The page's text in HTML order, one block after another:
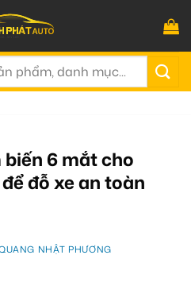
6 mắt cho
đỗ xe an toàn
NHẬT PHƯƠNG